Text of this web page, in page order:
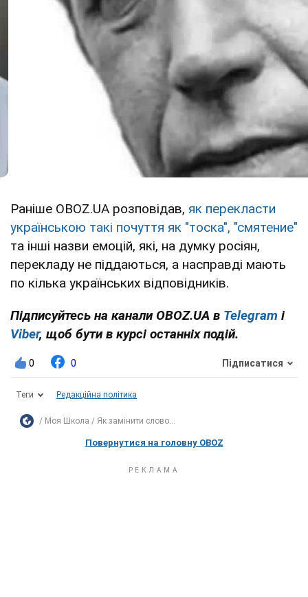
Раніше OBOZ.UA розповідав, як перекласти
українською такі почуття як "тоска", "смятение"
та інші назви емоцій, які, на думку росіян,
перекладу не піддаються, а насправді мають
по кілька українських відповідників.
Підписуйтесь на канали OBOZ.UA в Telegram і
Viber, щоб бути в курсі останніх подій.
0 0 Підписатися
Теги Редакційна політика
Моя Школа Як замінити слово...
Повернутися на головну OBOZ